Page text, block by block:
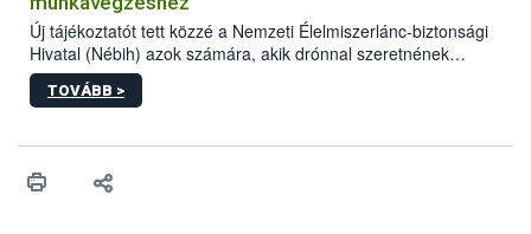
általában csak nagyon kis mennyiségben vannak jelen, így nem
jelenthetnek kockázatot a fogyasztó egészségére nézve.
Új tájékoztatót tett közzé a Nemzeti Élelmiszerlánc-biztonsági
Hivatal (Nébih) azok számára, akik drónnal szeretnének
növényvédelmi vagy tápanyag-gazdálkodási tevékenységet
végezni Magyarországon. Az összefoglaló részletesen
műszaki és hatósági feltételek.
TOVÁBB >